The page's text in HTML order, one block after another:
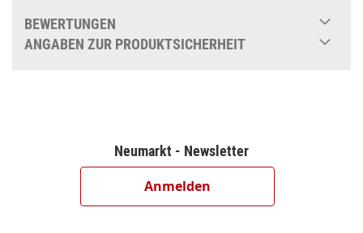
Bosch System Control, incl. Mini Remote
Sram Rival HRD, Hydr. Disc Brake
(180/180)
Sram XS-1275, 10-52T
Sram GX Eagle™ Transmission
BEWERTUNGEN
ANGABEN ZUR PRODUKTSICHERHEIT
Neumarkt - Newsletter
Anmelden